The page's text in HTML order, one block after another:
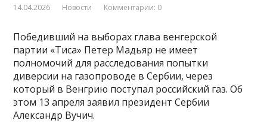
14.04.2026 Новости Комментарии: 0
Победивший на выборах глава венгерской
партии «Тиса» Петер Мадьяр не имеет
полномочий для расследования попытки
диверсии на газопроводе в Сербии, через
который в Венгрию поступал российский газ. Об
этом 13 апреля заявил президент Сербии
Александр Вучич.